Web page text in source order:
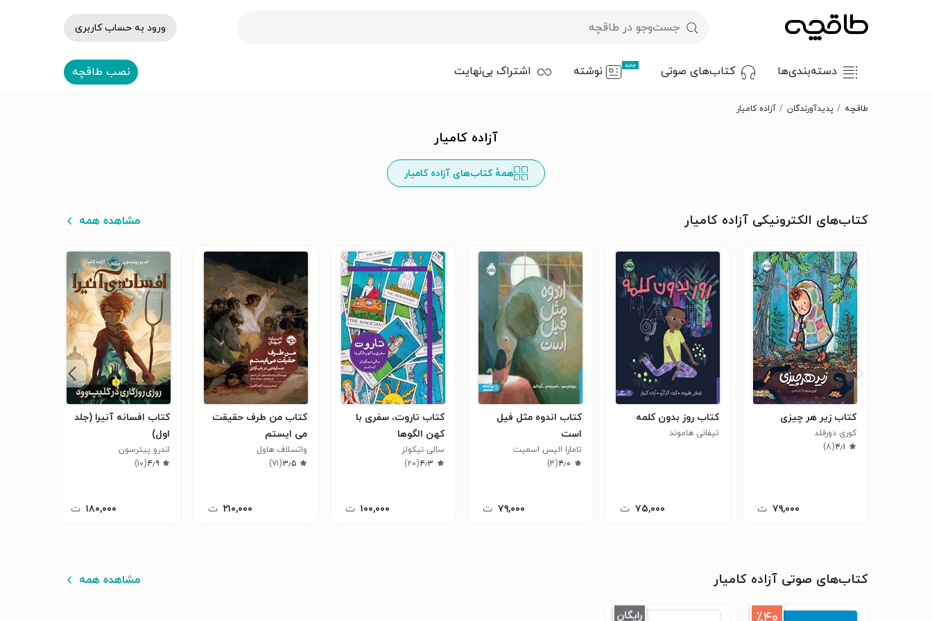
ورود به حساب کاربری
دسته‌بندی‌ها کتاب‌های صوتی جدید نوشته اشتراک بی‌نهایت نصب طاقچه
طاقچه پدیدآورندگان آزاده کامیار
آزاده کامیار
همهٔ کتاب‌های آزاده کامیار
کتاب‌های الکترونیکی آزاده کامیار مشاهده همه
کتاب زیر هر چیزی
کوری دورفلد
۴٫۱(۸)
۷۹,۰۰۰ ت
کتاب روز بدون کلمه
تیفانی هاموند
۷۵,۰۰۰ ت
کتاب اندوه مثل فیل
است
تامارا الیس اسمیت
۴٫۰(۴)
۷۹,۰۰۰ ت
کتاب تاروت، سفری با
کهن الگوها
سالی نیکولز
۴٫۳(۲۰)
۱۰۰,۰۰۰ ت
کتاب من طرف حقیقت
می ایستم
واتسلاف هاول
۳٫۵(۷۱)
۲۱۰,۰۰۰ ت
کتاب افسانه آنیرا (جلد
اول)
اندرو پیترسون
۴٫۹(۱۰)
۱۸۰,۰۰۰ ت
کتاب‌های صوتی آزاده کامیار مشاهده همه